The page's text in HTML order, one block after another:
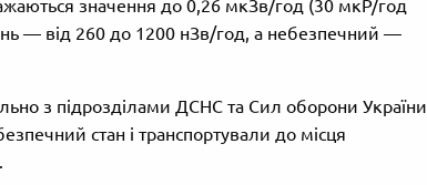
значення до 0,26 мкЗв/год (30 мкР/год
— від 260 до 1200 нЗв/год, а небезпечний —
з підрозділами ДСНС та Сил оборони України
стан і транспортували до місця